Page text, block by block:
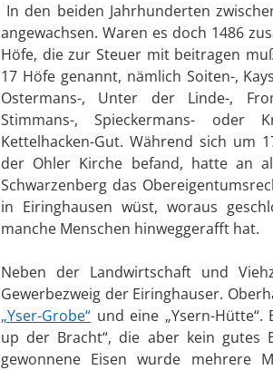
In den beiden Jahrhunderten
angewachsen. Waren es doch 1486
Höfe, die zur Steuer mit beitragen
17 Höfe genannt, nämlich Soiten-,
Ostermans-, Unter der Linde-,
Stimmans-, Spieckermans- oder
Kettelhacken-Gut. Während sich um
der Ohler Kirche befand, hatte an
Schwarzenberg das
in Eiringhausen wüst, woraus
manche Menschen hinweggerafft hat.
Neben der Landwirtschaft und
Gewerbezweig der Eiringhauser.
„Yser-Grobe“ und eine „Ysern-
up der Bracht“, die aber kein gutes
gewonnene Eisen wurde mehrere